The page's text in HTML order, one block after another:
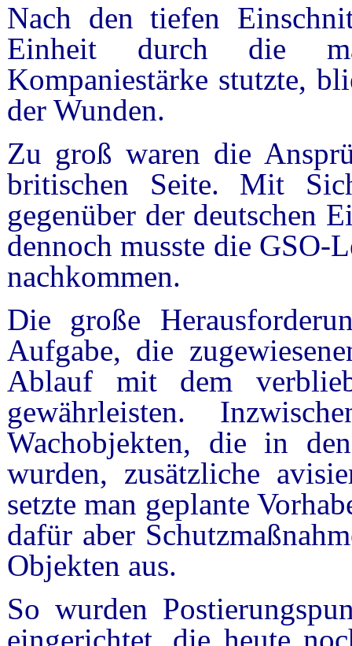
Nach den tiefen
Einheit durch die
Kompaniestärke stutzte,
der Wunden.
Zu groß waren die
britischen Seite. Mit
gegenüber der deutschen
dennoch musste die GSO-
nachkommen.
Die große
Aufgabe, die
Ablauf mit dem
gewährleisten.
Wachobjekten, die in
wurden, zusätzliche
setzte man geplante
dafür aber
Objekten aus.
So wurden